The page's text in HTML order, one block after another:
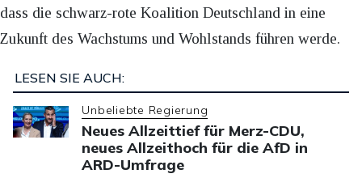
dass die schwarz-rote Koalition Deutschland in eine
Zukunft des Wachstums und Wohlstands führen werde.
LESEN SIE AUCH:
Unbeliebte Regierung
Neues Allzeittief für Merz-CDU,
neues Allzeithoch für die AfD in
ARD-Umfrage